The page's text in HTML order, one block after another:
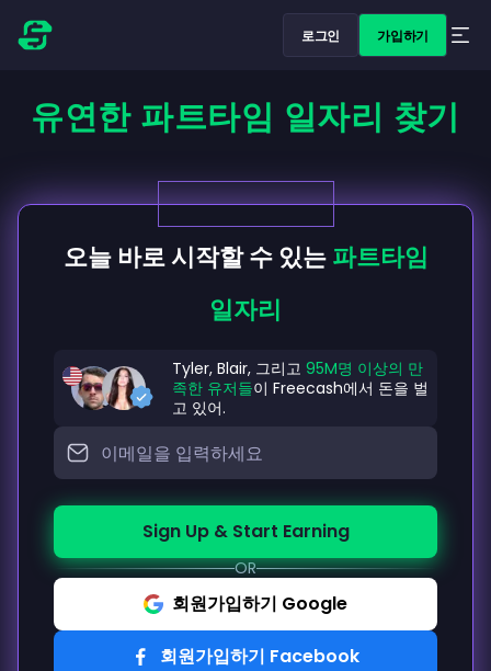
로그인 가입하기
유연한 파트타임 일자리 찾기
오늘 바로 시작할 수 있는파트타임
일자리
Tyler, Blair, 그리고 95M명 이상의 만
족한 유저들이 Freecash에서 돈을 벌
고 있어.
Sign Up & Start Earning
OR
회원가입하기 Google
회원가입하기 Facebook